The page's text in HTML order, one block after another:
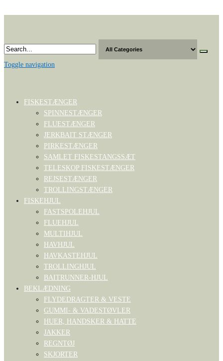
content
Toggle navigation
FISKESTÆNGER
SPINNESTÆNGER
FLUESTÆNGER
JERKBAIT STÆNGER
PIRKESTÆNGER
SAMLET FISKESTANGSSÆT
TELESKOP FISKESTÆNGER
REJSESTÆNGER
TROLLINGSTÆNGER
FISKEHJUL
FASTSPOLEHJUL
FLUEHJUL
MULTIHJUL
HAVHJUL
HAVKASTEHJUL
TROLLINGHJUL
BAITRUNNER-HJUL
BEKLÆDNING
FLYDEDRAGTER & VESTE
GUMMI- & VADESTØVLER
HUER, HANDSKER & HATTE
JAKKER
REGNTØJ
SKJORTER